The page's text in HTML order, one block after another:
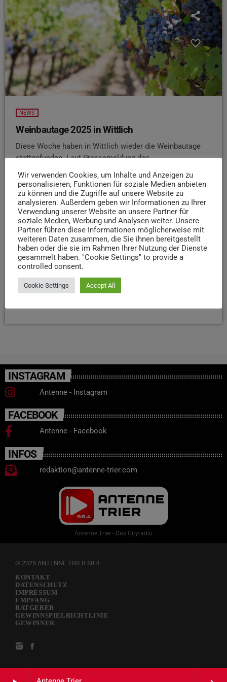
NEWS
Weinbautage 2025 in Wittlich
Diese Woche haben in Wittlich wieder die Weinbautage
stattgefunden. Laut Pressemeldung des
Mosel, widmete sich das Event der Frage, wie der
Weinbau in Zeiten des Klimawandels, steigender Kosten
und sich wandelnder Konsummuster zukunftssicher
gestaltet werden kann. Die enge Zusammenarbeit
zwischen den Akteuren der Branche wurde dabei als
Schlüssel zur erfolgreichen Weiterentwicklung
hervorgehoben. „Impulse, Lösungen und Perspektiven
entstehen dort, wo Menschen gemeinsam neue Wege
Mosel.
INSTAGRAM
Antenne - Instagram
FACEBOOK
Antenne - Facebook
INFOS
redaktion@antenne-trier.com
Antenne Trier - Das Cityradio
© 2025 ANTENNE TRIER 88.4
KONTAKT
DATENSCHUTZ
IMPRESSUM
EMPFANG
RATGEBER
GEWINNSPIELRICHTLINIE
GEWINNER
Wir verwenden Cookies, um Inhalte und Anzeigen zu
personalisieren, Funktionen für soziale Medien anbieten
zu können und die Zugriffe auf unsere Website zu
analysieren. Außerdem geben wir Informationen zu Ihrer
Verwendung unserer Website an unsere Partner für
soziale Medien, Werbung und Analysen weiter. Unsere
Partner führen diese Informationen möglicherweise mit
weiteren Daten zusammen, die Sie ihnen bereitgestellt
haben oder die sie im Rahmen Ihrer Nutzung der Dienste
gesammelt haben. "Cookie Settings" to provide a
controlled consent.
Cookie Settings Accept All